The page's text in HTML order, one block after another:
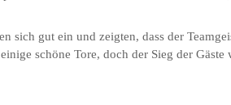
sich gut ein und zeigten, dass der
schöne Tore, doch der Sieg der